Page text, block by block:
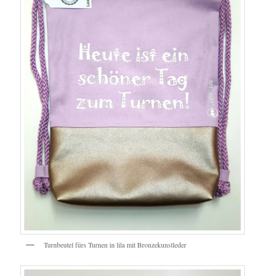
Turnbeutel fürs Turnen in lila mit Bronzekunstleder